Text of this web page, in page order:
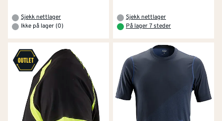
Sjekk nettlager
Ikke på lager (0)
Sjekk nettlager
På lager 7 steder